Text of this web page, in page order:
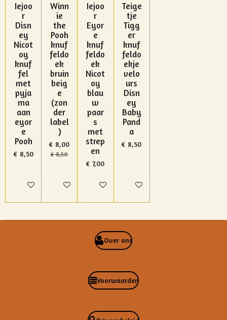
Iejoo
r
Disn
ey
Nicot
oy
knuf
fel
met
pyja
ma
aan
eyor
e
Pooh
€ 8,50
In winkelwagen
Winn
ie
the
Pooh
knuf
feldo
ek
bruin
beig
e
(zon
der
label
)
€ 8,00
€ 8,50
In winkelwagen
Iejoo
r
Eyor
e
knuf
feldo
ek
Nicot
oy
blau
w
paar
s
met
strep
en
€ 7,00
In winkelwagen
Teige
tje
Tigg
er
knuf
feldo
ekje
velo
urs
Disn
ey
Baby
Pand
a
€ 8,50
In winkelwagen
Over ons
Voorwaarden